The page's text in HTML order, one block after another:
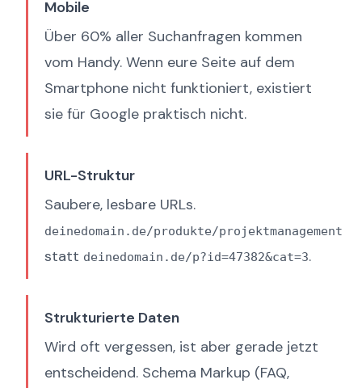
Mobile
Über 60% aller Suchanfragen kommen
vom Handy. Wenn eure Seite auf dem
Smartphone nicht funktioniert, existiert
sie für Google praktisch nicht.
URL-Struktur
Saubere, lesbare URLs.
deinedomain.de/produkte/projektmanagement
statt deinedomain.de/p?id=47382&cat=3.
Strukturierte Daten
Wird oft vergessen, ist aber gerade jetzt
entscheidend. Schema Markup (FAQ,